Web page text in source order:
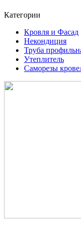
Категории
Кровля и Фасад
Некондиция
Труба
Утеплитель
Саморезы